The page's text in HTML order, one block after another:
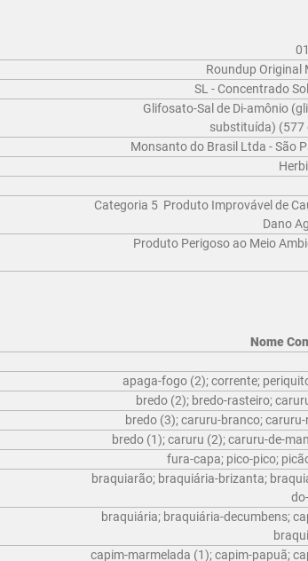
Roundup Original
SL - Concentrado
Glifosato-Sal de Di-amônio
substituída) (577
Monsanto do Brasil Ltda - São
Categoria 5  Produto Improvável de
Dano
Produto Perigoso ao Meio
Nome
apaga-fogo (2); corrente;
bredo (2); bredo-rasteiro;
bredo (3); caruru-branco;
bredo (1); caruru (2); caruru-de-
fura-capa; pico-pico;
braquiarão; braquiária-brizanta;
braquiária; braquiária-decumbens;
capim-marmelada (1); capim-papuã;